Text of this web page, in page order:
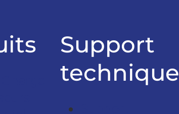
Support
technique